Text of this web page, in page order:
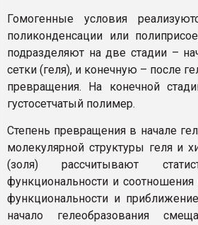
Гомогенные условия
поликонденсации или
подразделяют на две стадии –
сетки (геля), и конечную – после
превращения. На конечной
густосетчатый полимер.
Степень превращения в начале
молекулярной структуры геля и
(золя) рассчитывают
функциональности и
функциональности и
начало гелеобразования